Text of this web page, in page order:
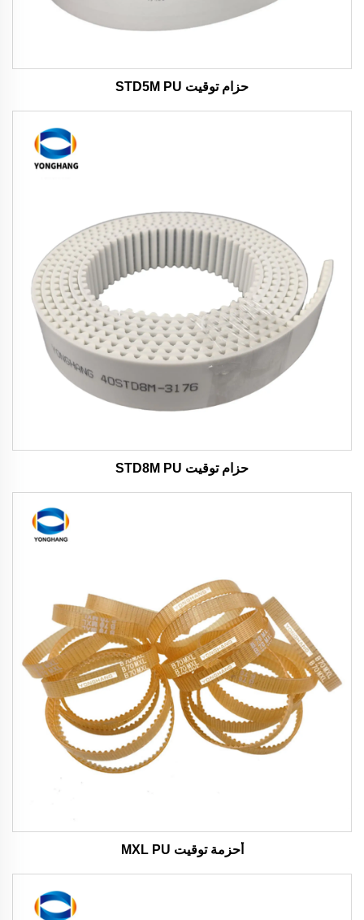
حزام توقيت STD5M PU
حزام توقيت STD8M PU
أحزمة توقيت MXL PU